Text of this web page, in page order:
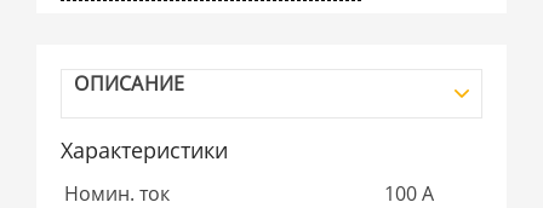
ОПИСАНИЕ
Характеристики
Номин. ток
100 А